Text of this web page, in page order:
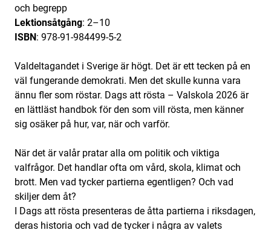
och begrepp
Lektionsåtgång: 2–10
ISBN: 978-91-984499-5-2
Valdeltagandet i Sverige är högt. Det är ett tecken på en
väl fungerande demokrati. Men det skulle kunna vara
ännu fler som röstar. Dags att rösta – Valskola 2026 är
en lättläst handbok för den som vill rösta, men känner
sig osäker på hur, var, när och varför.
När det är valår pratar alla om politik och viktiga
valfrågor. Det handlar ofta om vård, skola, klimat och
brott. Men vad tycker partierna egentligen? Och vad
skiljer dem åt?
I Dags att rösta presenteras de åtta partierna i riksdagen,
deras historia och vad de tycker i några av valets